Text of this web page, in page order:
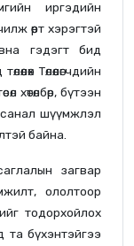
иргэдийн
өөрт хэрэгтэй
гэдэгт бид
Төлөөлөгчдийн
хөтөлбөр, бүтээн
шүүмжлэл
байна.
загвар
ололтоор
тодорхойлох
та бүхэнтэйгээ